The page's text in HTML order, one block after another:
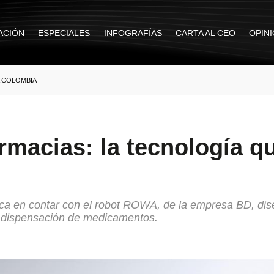
ESPECIALES INFOGRAFÍAS CARTA AL CEO
COLOMBIA
la tecnología
en contar con el robot ROWA, de la empresa BD,
de medicamentos.